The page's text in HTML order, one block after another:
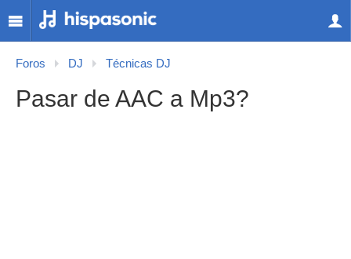
Foros DJ Técnicas DJ
Pasar de AAC a Mp3?